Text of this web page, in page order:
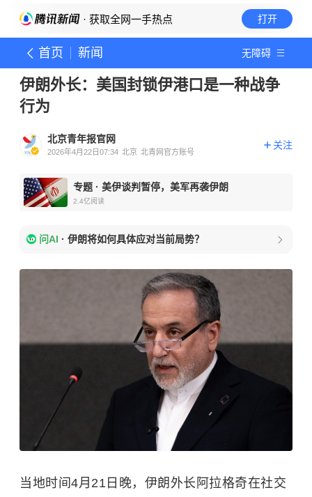
· 获取全网一手热点 打开
首页 新闻 无障碍
伊朗外长：美国封锁伊港口是一种战争
行为
北京青年报官网
2026年4月22日07:34 北京 北青网官方账号
关注
专题 · 美伊谈判暂停，美军再袭伊朗
2.4亿阅读
问AI · 伊朗将如何具体应对当前局势？
当地时间4月21日晚，伊朗外长阿拉格奇在社交